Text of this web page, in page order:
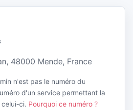
48000 Mende, France
n'est pas le numéro du
d'un service permettant la
celui-ci. Pourquoi ce numéro ?